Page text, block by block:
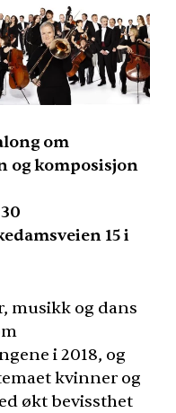
om
og komposisjon
15 i
musikk og dans
i 2018, og
kvinner og
økt bevissthet